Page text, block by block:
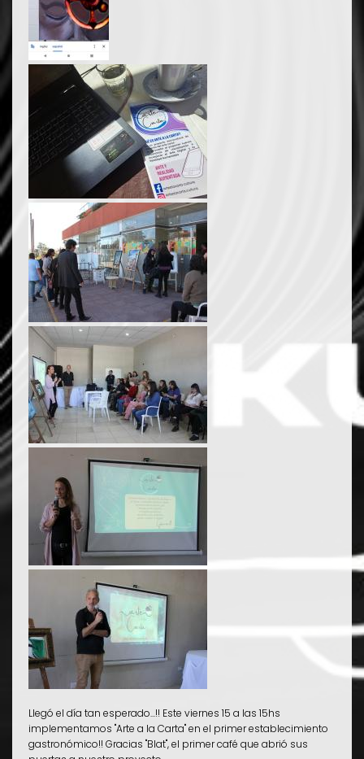
Llegó el día tan esperado...!! Este viernes 15 a las 15hs
implementamos "Arte a la Carta" en el primer establecimiento
gastronómico!! Gracias "Blat", el primer café que abrió sus